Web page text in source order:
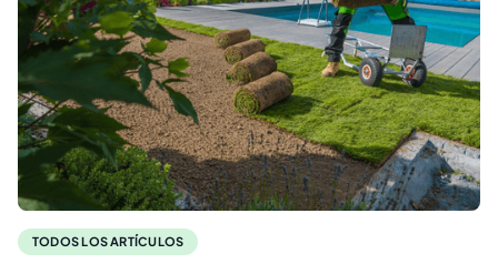
TODOS LOS ARTÍCULOS